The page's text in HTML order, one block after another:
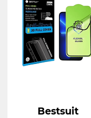
Bestsuit